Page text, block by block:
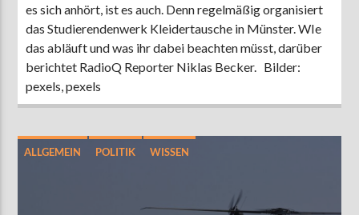
es sich anhört, ist es auch. Denn regelmäßig organisiert
das Studierendenwerk Kleidertausche in Münster. WIe
das abläuft und was ihr dabei beachten müsst, darüber
berichtet RadioQ Reporter Niklas Becker. Bilder:
pexels, pexels
ALLGEMEIN POLITIK WISSEN